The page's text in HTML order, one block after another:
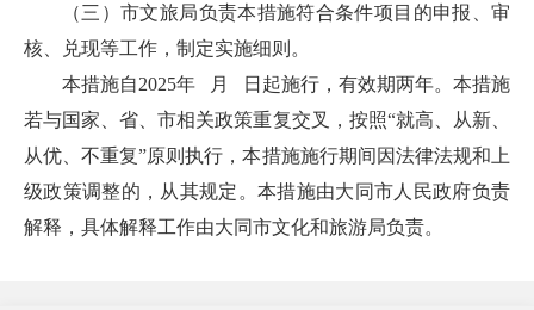
（三）市文旅局负责本措施符合条件项目的申报、审
核、兑现等工作，制定实施细则。
本措施自2025年 月 日起施行，有效期两年。本措施
若与国家、省、市相关政策重复交叉，按照“就高、从新、
从优、不重复”原则执行，本措施施行期间因法律法规和上
级政策调整的，从其规定。本措施由大同市人民政府负责
解释，具体解释工作由大同市文化和旅游局负责。